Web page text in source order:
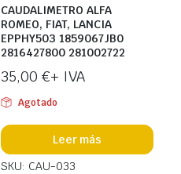
CAUDALIMETRO ALFA
ROMEO, FIAT, LANCIA
EPPHY503 1859067JB0
2816427800 281002722
35,00 €+ IVA
Agotado
Leer más
SKU: CAU-033